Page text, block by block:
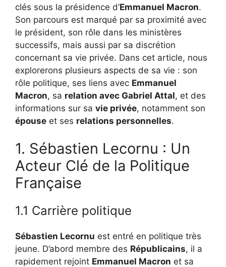
clés sous la présidence d’Emmanuel Macron.
Son parcours est marqué par sa proximité avec
le président, son rôle dans les ministères
successifs, mais aussi par sa discrétion
concernant sa vie privée. Dans cet article, nous
explorerons plusieurs aspects de sa vie : son
rôle politique, ses liens avec Emmanuel
Macron, sa relation avec Gabriel Attal, et des
informations sur sa vie privée, notamment son
épouse et ses relations personnelles.
1. Sébastien Lecornu : Un
Acteur Clé de la Politique
Française
1.1 Carrière politique
Sébastien Lecornu est entré en politique très
jeune. D’abord membre des Républicains, il a
rapidement rejoint Emmanuel Macron et sa